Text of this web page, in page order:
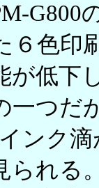
G800
６色印
が低下
一つだ
ンク
られる